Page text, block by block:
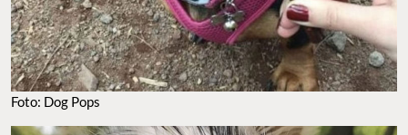
Foto: Dog Pops